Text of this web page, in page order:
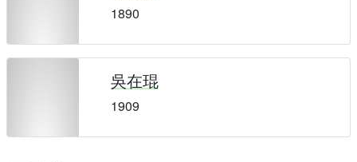
1890
吳在琨
1909